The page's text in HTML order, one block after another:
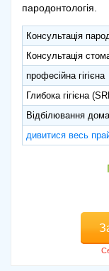
пародонтологія.
Консультація
Консультація
професійна гігієна
Глибока гігієна
Відбілювання
дивитися весь